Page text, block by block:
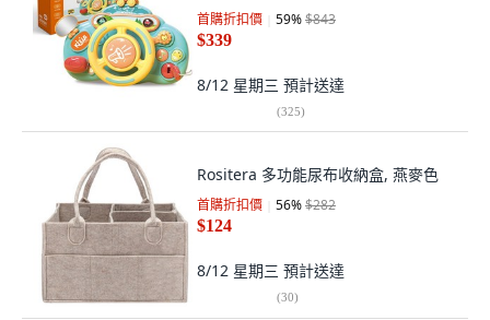
首購折扣價 59%$843
$339
8/12 星期三 預計送達
(325)
Rositera 多功能尿布收納盒, 燕麥色
首購折扣價 56%$282
$124
8/12 星期三 預計送達
(30)